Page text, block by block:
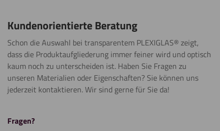
Kundenorientierte Beratung
Schon die Auswahl bei transparentem PLEXIGLAS® zeigt,
dass die Produktaufgliederung immer feiner wird und optisch
kaum noch zu unterscheiden ist. Haben Sie Fragen zu
unseren Materialien oder Eigenschaften? Sie können uns
jederzeit kontaktieren. Wir sind gerne für Sie da!
Fragen?